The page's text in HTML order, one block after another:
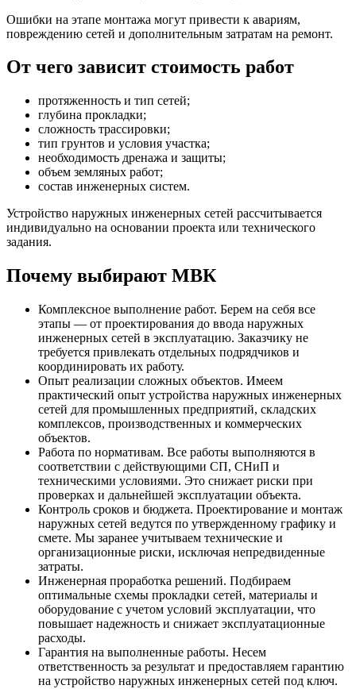
Ошибки на этапе монтажа могут привести к авариям,
повреждению сетей и дополнительным затратам на ремонт.
От чего зависит стоимость работ
протяженность и тип сетей;
глубина прокладки;
сложность трассировки;
тип грунтов и условия участка;
необходимость дренажа и защиты;
объем земляных работ;
состав инженерных систем.
Устройство наружных инженерных сетей рассчитывается
индивидуально на основании проекта или технического
задания.
Почему выбирают МВК
Комплексное выполнение работ. Берем на себя все
этапы — от проектирования до ввода наружных
инженерных сетей в эксплуатацию. Заказчику не
требуется привлекать отдельных подрядчиков и
координировать их работу.
Опыт реализации сложных объектов. Имеем
практический опыт устройства наружных инженерных
сетей для промышленных предприятий, складских
комплексов, производственных и коммерческих
объектов.
Работа по нормативам. Все работы выполняются в
соответствии с действующими СП, СНиП и
техническими условиями. Это снижает риски при
проверках и дальнейшей эксплуатации объекта.
Контроль сроков и бюджета. Проектирование и монтаж
наружных сетей ведутся по утвержденному графику и
смете. Мы заранее учитываем технические и
организационные риски, исключая непредвиденные
затраты.
Инженерная проработка решений. Подбираем
оптимальные схемы прокладки сетей, материалы и
оборудование с учетом условий эксплуатации, что
повышает надежность и снижает эксплуатационные
расходы.
Гарантия на выполненные работы. Несем
ответственность за результат и предоставляем гарантию
на устройство наружных инженерных сетей под ключ.